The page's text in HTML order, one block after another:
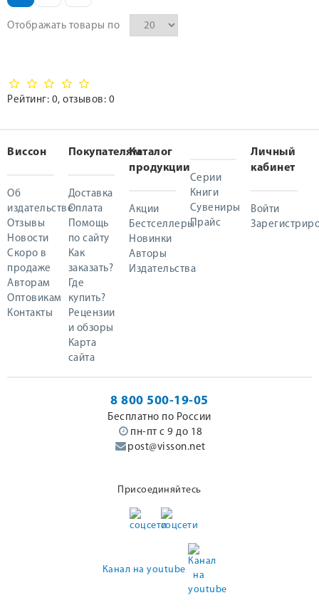
Отображать товары по
Рейтинг: 0, отзывов: 0
Виссон
Об
издательстве
Отзывы
Новости
Скоро в
продаже
Авторам
Оптовикам
Контакты
Покупателям
Доставка
Оплата
Помощь
по сайту
Как
заказать?
Где
купить?
Рецензии
и обзоры
Карта
сайта
Каталог
продукции
Акции
Бестселлеры
Новинки
Авторы
Издательства
Серии
Книги
Сувениры
Прайс
Личный
кабинет
Войти
8 800 500-19-05
Бесплатно по России
пн-пт с 9 до 18
post@visson.net
Присоединяйтесь
Канал на youtube